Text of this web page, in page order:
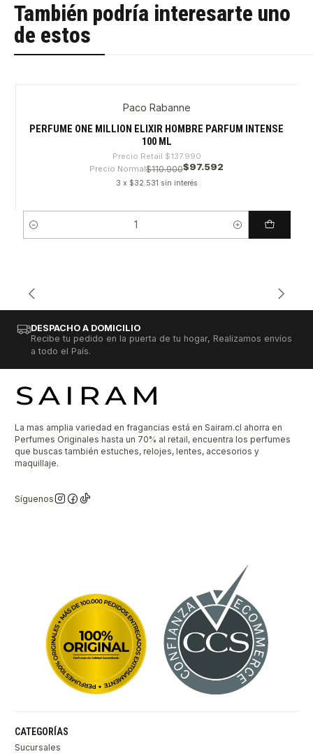
También podría interesarte uno
de estos
Paco Rabanne
PERFUME ONE MILLION ELIXIR HOMBRE PARFUM INTENSE
100 ML
Precio Retail $137.990
Precio Normal$110.900$97.592
3 x $32.531 sin interés
Cantidad
DESPACHO A DOMICILIO
Recibe tu pedido en la puerta de tu hogar, Realizamos envíos
a todo el País.
La mas amplia variedad en fragancias está en Sairam.cl ahorra en
Perfumes Originales hasta un 70% al retail, encuentra los perfumes
que buscas también estuches, relojes, lentes, accesorios y
maquillaje.
Síguenos
CATEGORÍAS
Sucursales